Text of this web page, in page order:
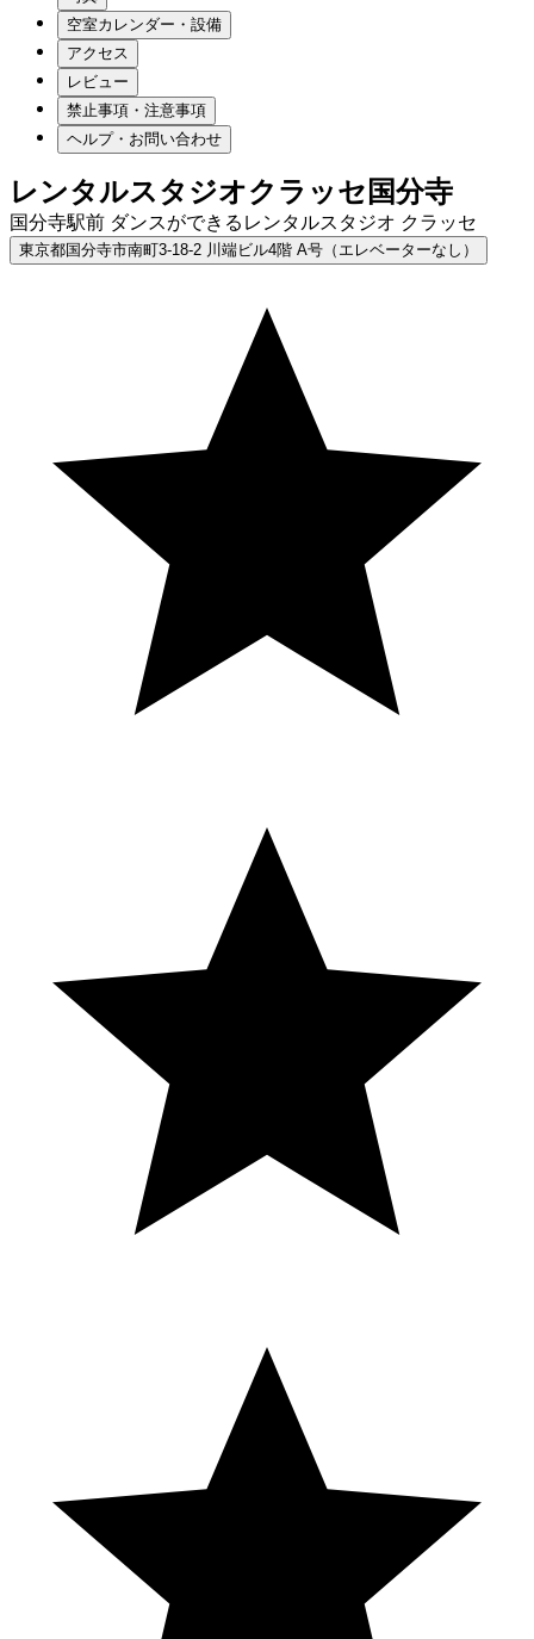
空室カレンダー・設備
アクセス
レビュー
禁止事項・注意事項
ヘルプ・お問い合わせ
レンタルスタジオクラッセ国分寺
国分寺駅前 ダンスができるレンタルスタジオ クラッセ
東京都国分寺市南町3-18-2 川端ビル4階 A号（エレベーターなし）